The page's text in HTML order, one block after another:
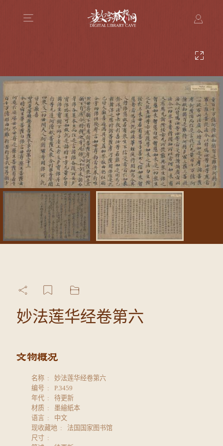
妙法莲华经卷第六
名称
妙法莲华经卷第六
编号
P.3459
年代
待更新
材质
墨繪紙本
语言
中文
现收藏地
法国国家图书馆
尺寸